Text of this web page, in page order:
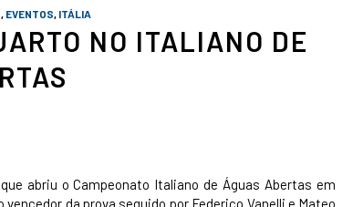
, EVENTOS, ITÁLIA
NO ITALIANO DE
abriu o Campeonato Italiano de Águas Abertas em
da prova seguido por Federico Vanelli e Mateo